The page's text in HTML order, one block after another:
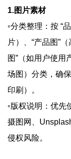
1.图片素材
◦分类整理：按 “
片）、“产品图”
图”（如用户使用
场图）分类，确
印刷）。
◦版权说明：优先
摄图网、
侵权风险。